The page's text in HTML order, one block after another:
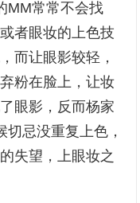
MM常常不会找
者眼妆的上色技
而让眼影较轻，
粉在脸上，让妆
眼影，反而杨家
忌没重复上色，
失望，上眼妆之